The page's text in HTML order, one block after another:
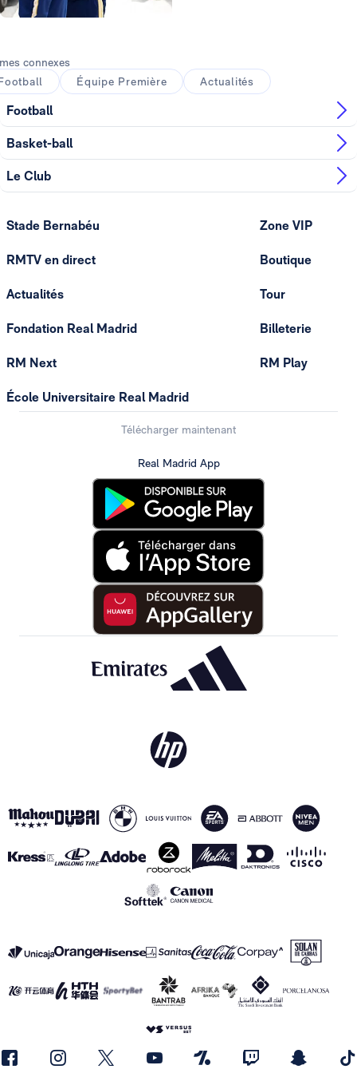
connexes
Équipe Première Actualités
Football
Basket-ball
Le Club
Stade Bernabéu
RMTV en direct
Actualités
Fondation Real Madrid
RM Next
École Universitaire Real Madrid
Zone VIP
Boutique
Tour
Billeterie
RM Play
Télécharger maintenant
Real Madrid App